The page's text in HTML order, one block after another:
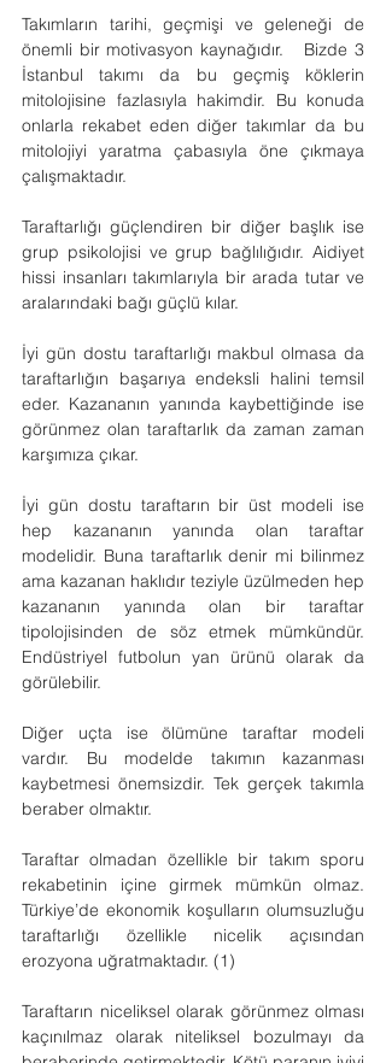
Takımların tarihi, geçmişi ve geleneği de
önemli bir motivasyon kaynağıdır.   Bizde 3
İstanbul takımı da bu geçmiş köklerin
mitolojisine fazlasıyla hakimdir. Bu konuda
onlarla rekabet eden diğer takımlar da bu
mitolojiyi yaratma çabasıyla öne çıkmaya
çalışmaktadır.
Taraftarlığı güçlendiren bir diğer başlık ise
grup psikolojisi ve grup bağlılığıdır. Aidiyet
hissi insanları takımlarıyla bir arada tutar ve
aralarındaki bağı güçlü kılar.
İyi gün dostu taraftarlığı makbul olmasa da
taraftarlığın başarıya endeksli halini temsil
eder. Kazananın yanında kaybettiğinde ise
görünmez olan taraftarlık da zaman zaman
karşımıza çıkar.
İyi gün dostu taraftarın bir üst modeli ise
hep kazananın yanında olan taraftar
modelidir. Buna taraftarlık denir mi bilinmez
ama kazanan haklıdır teziyle üzülmeden hep
kazananın yanında olan bir taraftar
tipolojisinden de söz etmek mümkündür.
Endüstriyel futbolun yan ürünü olarak da
görülebilir.
Diğer uçta ise ölümüne taraftar modeli
vardır. Bu modelde takımın kazanması
kaybetmesi önemsizdir. Tek gerçek takımla
beraber olmaktır.
Taraftar olmadan özellikle bir takım sporu
rekabetinin içine girmek mümkün olmaz.
Türkiye’de ekonomik koşulların olumsuzluğu
taraftarlığı özellikle nicelik açısından
erozyona uğratmaktadır. (1)
Taraftarın niceliksel olarak görünmez olması
kaçınılmaz olarak niteliksel bozulmayı da